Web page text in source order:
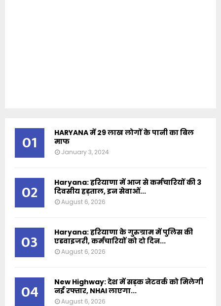
01
HARYANA में 29 लाख लोगों के पानी का बिल
माफ
January 3, 2024
02
Haryana: हरियाणा में आज से कर्मचारियों की 3
दिवसीय हड़ताल, इन सेवाओं...
August 6, 2026
03
Haryana: हरियाणा के गुरुग्राम में पुलिस की
एडवाइजरी, कर्मचारियों को दो दिन...
August 6, 2026
04
New Highway: देश में सड़क नेटवर्क को मिलेगी
नई रफ्तार, NHAI लाएगा...
August 6, 2026